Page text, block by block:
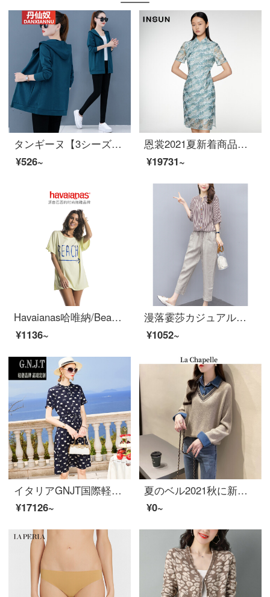
タンギーヌ【3シーズンは着られます】流行の短い上着の女性2020年春の女装の新型のカジュアル薄手のカーディガンの百着の女性のスポーツの外で上着の青い2 XLを掛けます。
¥526~
恩裳2021夏新着商品ファッション新中国式レトロ調気質改良チャイナドレス半袖収腰ワンピスグリーン42/XL
¥19731~
Havaianas哈唯納/Beach純綿Tシャツー半袖カーディガンプリント半袖女性7840-ベージュ
¥1136~
漫落霎莎カジュアルパンツ女性2021夏新商品韩国版修身大コード女装気质顕やせの2つのファッションアイテムセイント
¥1052~
イタリアGNJT国際軽高級ブランドのシルクピーズの若いモデル2021夏に新商品を生産しています。
¥17126~
夏のベル2021秋に新商品を着ています。韓国版偽のデニムシャツ2点をつなぎ合わせて、セパレータの女性秋冬ファッションニットのゆったりとしたセットの頭に100セットの女性トッピングカレー6228サイズです。
¥0~